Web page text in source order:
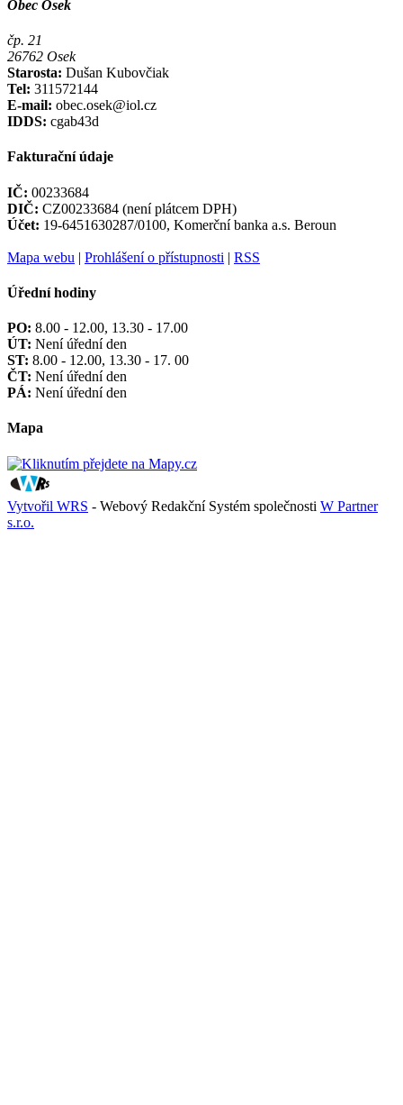
Obec Osek
čp. 21
26762 Osek
Starosta: Dušan Kubovčiak
Tel: 311572144
E-mail: obec.osek@iol.cz
IDDS: cgab43d
Fakturační údaje
IČ: 00233684
DIČ: CZ00233684 (není plátcem DPH)
Účet: 19-6451630287/0100, Komerční banka a.s. Beroun
Mapa webu | Prohlášení o přístupnosti | RSS
Úřední hodiny
PO: 8.00 - 12.00, 13.30 - 17.00
ÚT: Není úřední den
ST: 8.00 - 12.00, 13.30 - 17. 00
ČT: Není úřední den
PÁ: Není úřední den
Mapa
Vytvořil WRS - Webový Redakční Systém společnosti W Partner
s.r.o.